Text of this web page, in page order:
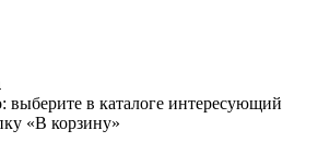
выберите в каталоге интересующий
«В корзину»